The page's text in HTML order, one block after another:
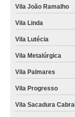
Vila João Ramalho
Vila Linda
Vila Lutécia
Vila Metalúrgica
Vila Palmares
Vila Progresso
Vila Sacadura Cabral